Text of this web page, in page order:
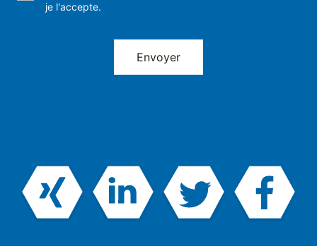
je l'accepte.